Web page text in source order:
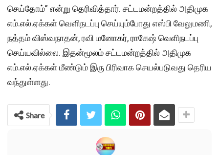
செய்தோம்” என்று தெரிவித்தார். சட்டமன்றத்தில் அதிமுக
எம்.எல்.ஏக்கள் வெளிநடப்பு செய்யும்போது எஸ்பி வேலுமணி,
நத்தம் விஸ்வநாதன், ரவி மனோகர், ராகேஷ் வெளிநடப்பு
செய்யவில்லை. இதன்மூலம் சட்டமன்றத்தில் அதிமுக
எம்.எல்.ஏக்கள் மீண்டும் இரு பிரிவாக செயல்படுவது தெரிய
வந்துள்ளது.
Share